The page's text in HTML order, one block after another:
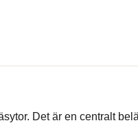
Det är en centralt